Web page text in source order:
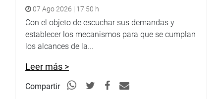
apoyaron la invitación al ministro de Vivienda, sino
también la propuesta del vicepresidente del grupo de
trabajo de llevarse adelante el saneamiento físico legal de
las viviendas. Miguel Román (AP) estimó que es
necesaria la titulación de la propiedad, la formalización
de los terrenos, declaración de fábrica e incentivar el
crecimiento de los programas de vivienda.
También dijo que es necesario un nuevo catastro, el
07 Ago 2026 | 17:50 h
Con el objeto de escuchar sus demandas y
establecer los mecanismos para que se cumplan
los alcances de la...
Leer más >
Compartir